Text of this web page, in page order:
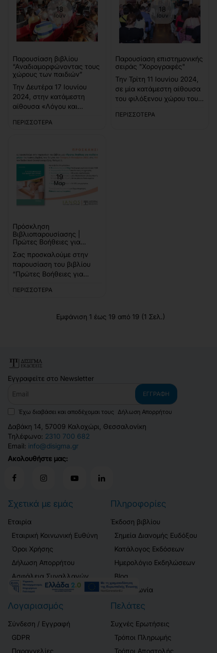
Θεσσαλονίκη) Για το βιβλίο
θα μιλήσουν: ????
Ιφιγένεια Βαμβακίδου,
Καθη..
Κωνσταντίνου
Αστραπέλλου. Για το
βιβλίο μίλησαν οι Κωστής
Λιαρρομά..
18
Ιουν
Παρουσίαση βιβλίου
“Αναδιαμορφώνοντας τους
χώρους των παιδιών”
Την Δευτέρα 17 Ιουνίου
2024, στην κατάμεστη
αίθουσα «Λόγου και
της Παιδαγωγικής Σχολής
παρουσίαση βιβλίου της
Alison Clark με τίτλο
«Αναδιαμορφώνοντας τους
χώρους των παιδιών» σε
επιστημονική επιμέλε..
ΠΕΡΙΣΣΌΤΕΡΑ
18
Ιουν
Παρουσίαση επιστημονικής
σειράς "Χορογραφές"
Την Τρίτη 11 Ιουνίου 2024,
σε μία κατάμεστη αίθουσα
του φιλόξενου χώρου του
πραγματοποιήθηκε η
ΠΕΡΙΣΣΌΤΕΡΑ
19
Μαρ
Πρόσκληση
Βιβλιοπαρουσίασης |
Πρώτες Βοήθειες για
Σας προσκαλούμε στην
παρουσίαση του βιβλίου
“Πρώτες Βοήθειες για
Ιωάννη Ζερβού. Η
πραγματοποιηθεί
την Τετάρτη 5 Οκτωβρίου
Παλαμά 3). Για το βιβλίο
ΠΕΡΙΣΣΌΤΕΡΑ
Εμφάνιση 1 έως 19 από 19 (1 Σελ.)
Εγγραφείτε στο Newsletter
ΕΓΓΡΑΦΉ
Έχω διαβάσει και αποδέχομαι τους Δήλωση Απορρήτου
Δαβάκη 14, 57009 Καλοχώρι, Θεσσαλονίκη
Τηλέφωνο: 2310 700 682
Email: info@disigma.gr
Ακολουθήστε μας:
Σχετικά με εμάς
Εταιρία
Εταιρική Κοινωνική Ευθύνη
Όροι Χρήσης
Δήλωση Απορρήτου
Ασφάλεια Συναλλαγών
Πληροφορίες
Έκδοση βιβλίου
Σημεία Διανομής Ευδόξου
Κατάλογος Εκδόσεων
Ημερολόγιο Εκδηλώσεων
Blog
Επικοινωνία
Λογαριασμός
Σύνδεση / Εγγραφή
GDPR
Παραγγελίες
Πελάτες
Συχνές Ερωτήσεις
Τρόποι Πληρωμής
Τρόποι Αποστολής